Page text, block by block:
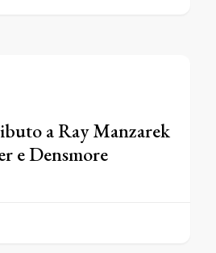
a Ray Manzarek
e Densmore